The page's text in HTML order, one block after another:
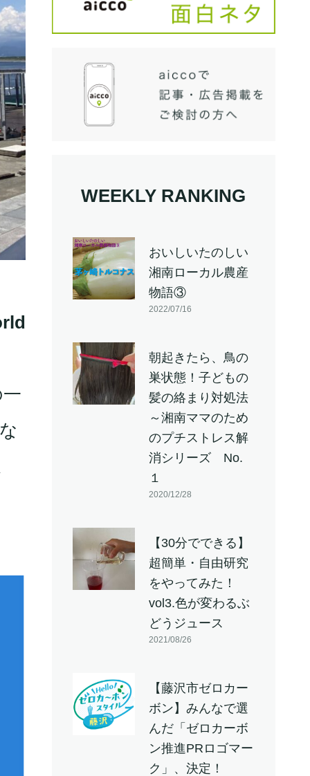
WEEKLY RANKING
おいしいたのしい
湘南ローカル農産
物語③
2022/07/16
朝起きたら、鳥の
巣状態！子どもの
髪の絡まり対処法
～湘南ママのため
のプチストレス解
消シリーズ No.
１
2020/12/28
【30分でできる】
超簡単・自由研究
をやってみた！
vol3.色が変わるぶ
どうジュース
2021/08/26
【藤沢市ゼロカー
ボン】みんなで選
んだ「ゼロカーボ
ン推進PRロゴマー
ク」、決定！